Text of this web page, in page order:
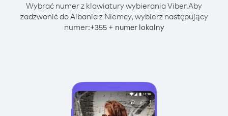
Wybrać numer z klawiatury wybierania Viber.Aby
zadzwonić do Albania z Niemcy, wybierz następujący
numer:+355+ numer lokalny